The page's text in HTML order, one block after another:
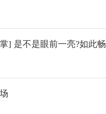
] 是不是眼前一亮?如此畅